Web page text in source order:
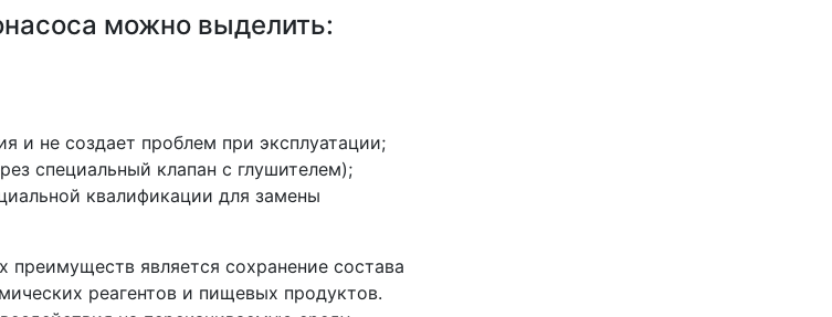
можно выделить:
и не создает проблем при эксплуатации;
специальный клапан с глушителем);
квалификации для замены
преимуществ является сохранение состава
реагентов и пищевых продуктов.